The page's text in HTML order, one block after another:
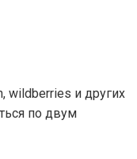
wildberries и других
по двум